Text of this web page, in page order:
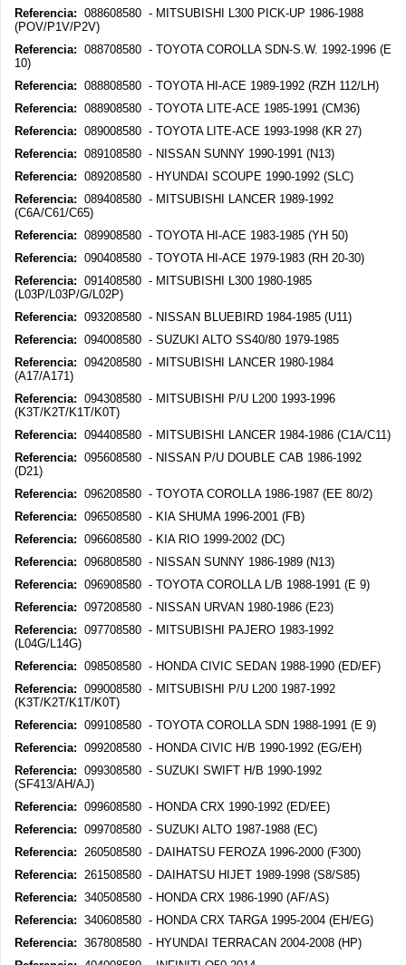
Referencia: 088608580 - MITSUBISHI L300 PICK-UP 1986-1988
(POV/P1V/P2V)
Referencia: 088708580 - TOYOTA COROLLA SDN-S.W. 1992-1996 (E
10)
Referencia: 088808580 - TOYOTA HI-ACE 1989-1992 (RZH 112/LH)
Referencia: 088908580 - TOYOTA LITE-ACE 1985-1991 (CM36)
Referencia: 089008580 - TOYOTA LITE-ACE 1993-1998 (KR 27)
Referencia: 089108580 - NISSAN SUNNY 1990-1991 (N13)
Referencia: 089208580 - HYUNDAI SCOUPE 1990-1992 (SLC)
Referencia: 089408580 - MITSUBISHI LANCER 1989-1992
(C6A/C61/C65)
Referencia: 089908580 - TOYOTA HI-ACE 1983-1985 (YH 50)
Referencia: 090408580 - TOYOTA HI-ACE 1979-1983 (RH 20-30)
Referencia: 091408580 - MITSUBISHI L300 1980-1985
(L03P/L03P/G/L02P)
Referencia: 093208580 - NISSAN BLUEBIRD 1984-1985 (U11)
Referencia: 094008580 - SUZUKI ALTO SS40/80 1979-1985
Referencia: 094208580 - MITSUBISHI LANCER 1980-1984
(A17/A171)
Referencia: 094308580 - MITSUBISHI P/U L200 1993-1996
(K3T/K2T/K1T/K0T)
Referencia: 094408580 - MITSUBISHI LANCER 1984-1986 (C1A/C11)
Referencia: 095608580 - NISSAN P/U DOUBLE CAB 1986-1992
(D21)
Referencia: 096208580 - TOYOTA COROLLA 1986-1987 (EE 80/2)
Referencia: 096508580 - KIA SHUMA 1996-2001 (FB)
Referencia: 096608580 - KIA RIO 1999-2002 (DC)
Referencia: 096808580 - NISSAN SUNNY 1986-1989 (N13)
Referencia: 096908580 - TOYOTA COROLLA L/B 1988-1991 (E 9)
Referencia: 097208580 - NISSAN URVAN 1980-1986 (E23)
Referencia: 097708580 - MITSUBISHI PAJERO 1983-1992
(L04G/L14G)
Referencia: 098508580 - HONDA CIVIC SEDAN 1988-1990 (ED/EF)
Referencia: 099008580 - MITSUBISHI P/U L200 1987-1992
(K3T/K2T/K1T/K0T)
Referencia: 099108580 - TOYOTA COROLLA SDN 1988-1991 (E 9)
Referencia: 099208580 - HONDA CIVIC H/B 1990-1992 (EG/EH)
Referencia: 099308580 - SUZUKI SWIFT H/B 1990-1992
(SF413/AH/AJ)
Referencia: 099608580 - HONDA CRX 1990-1992 (ED/EE)
Referencia: 099708580 - SUZUKI ALTO 1987-1988 (EC)
Referencia: 260508580 - DAIHATSU FEROZA 1996-2000 (F300)
Referencia: 261508580 - DAIHATSU HIJET 1989-1998 (S8/S85)
Referencia: 340508580 - HONDA CRX 1986-1990 (AF/AS)
Referencia: 340608580 - HONDA CRX TARGA 1995-2004 (EH/EG)
Referencia: 367808580 - HYUNDAI TERRACAN 2004-2008 (HP)